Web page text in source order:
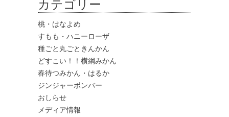
カテゴリー
桃・はなよめ
すもも・ハニーローザ
種ごと丸ごときんかん
どすこい！！横綱みかん
春待つみかん・はるか
ジンジャーボンバー
おしらせ
メディア情報